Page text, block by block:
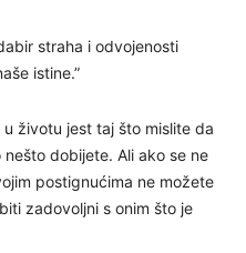
straha i odvojenosti
istine.”
životu jest taj što mislite da
dobijete. Ali ako se ne
postignućima ne možete
zadovoljni s onim što je